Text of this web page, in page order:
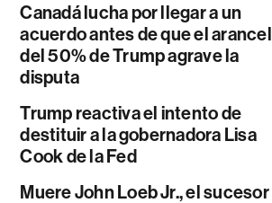
Canadá lucha por llegar a un
acuerdo antes de que el arancel
del 50% de Trump agrave la
disputa
Trump reactiva el intento de
destituir a la gobernadora Lisa
Cook de la Fed
Muere John Loeb Jr., el sucesor